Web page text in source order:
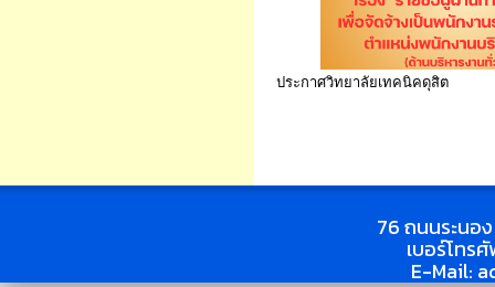
ประกาศวิทยาลัยเทคนิคดุสิต
76 ถนนระนอ
เบอร์โท
E-Mail: